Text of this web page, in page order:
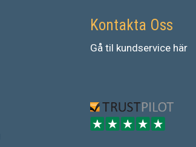
Kontakta Oss
Gå til kundservice här